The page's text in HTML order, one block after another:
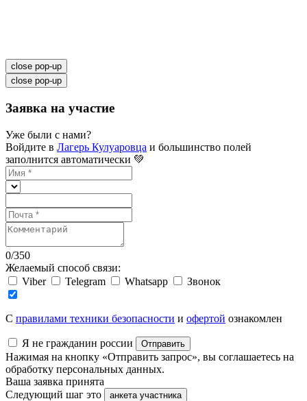
close pop-up
close pop-up
Заявка на участие
Уже были с нами?
Войдите в Лагерь Кулуаровца и большинство полей
заполнится автоматически 💚
0/350
Желаемый способ связи:
Viber
Telegram Whatsapp Звонок
C правилами техники безопасности и офертой ознакомлен
Я не гражданин россии Отправить
Нажимая на кнопку «Отправить запрос», вы соглашаетесь на
обработку персональных данных.
Ваша заявка принята
Следующий шаг это
анкета участника